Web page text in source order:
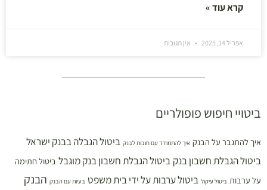
קרא עוד »
אפריל 14, 2025 אין תגובות
ביטויי חיפוש פופולריים
איך להתגבר על הבנק איך להתמודד עם חובות לבנק ביטול הגבלה בבנק ישראל
ביטול הגבלת חשבון בנק ביטול הגבלת חשבון בנק מוגבל ביטול חתימה
על ערבות ביטול עיקול ביטול ערבות על ידי בית משפט בעיות עם הבנק הבנק